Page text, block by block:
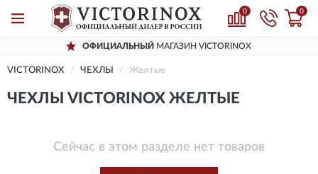
0 0
ОФИЦИАЛЬНЫЙ МАГАЗИН VICTORINOX
VICTORINOX ЧЕХЛЫ Желтые
ЧЕХЛЫ VICTORINOX ЖЕЛТЫЕ
Сейчас в этом разделе нет товаров